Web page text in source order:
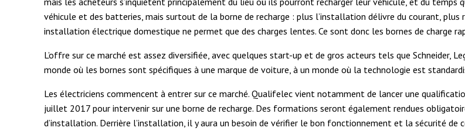
véhicule et des batteries, mais surtout de la borne de recharge : plus l’installation délivre du courant, plus
installation électrique domestique ne permet que des charges lentes. Ce sont donc les bornes de charge
L’offre sur ce marché est assez diversifiée, avec quelques start-up et de gros acteurs tels que Schneider,
monde où les bornes sont spécifiques à une marque de voiture, à un monde où la technologie est
Les électriciens commencent à entrer sur ce marché. Qualifelec vient notamment de lancer une
juillet 2017 pour intervenir sur une borne de recharge. Des formations seront également rendues
d’installation. Derrière l’installation, il y aura un besoin de vérifier le bon fonctionnement et la sécurité de